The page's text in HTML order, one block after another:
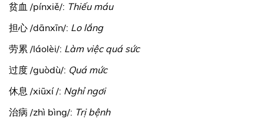
贫血 /pínxiě/: Thiếu máu
担心 /dānxīn/: Lo lắng
劳累 /láolèi/: Làm việc quá sức
过度 /guòdù/: Quá mức
休息 /xiūxí /: Nghỉ ngơi
治病 /zhì bìng/: Trị bệnh